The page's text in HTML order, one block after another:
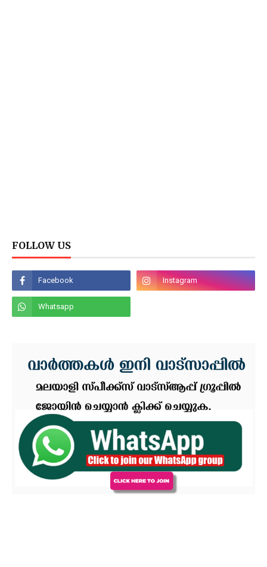
FOLLOW US